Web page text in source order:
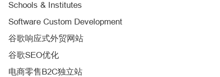
Schools & Institutes
Software Custom Development
谷歌响应式外贸网站
谷歌SEO优化
电商零售B2C独立站